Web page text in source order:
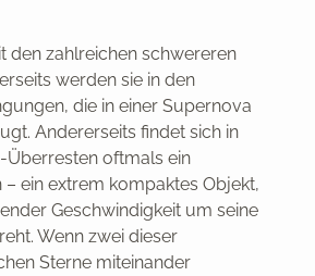
den zahlreichen schwereren
werden sie in den
die in einer Supernova
Andererseits findet sich in
oftmals ein
ein extrem kompaktes Objekt,
Geschwindigkeit um seine
Wenn zwei dieser
Sterne miteinander